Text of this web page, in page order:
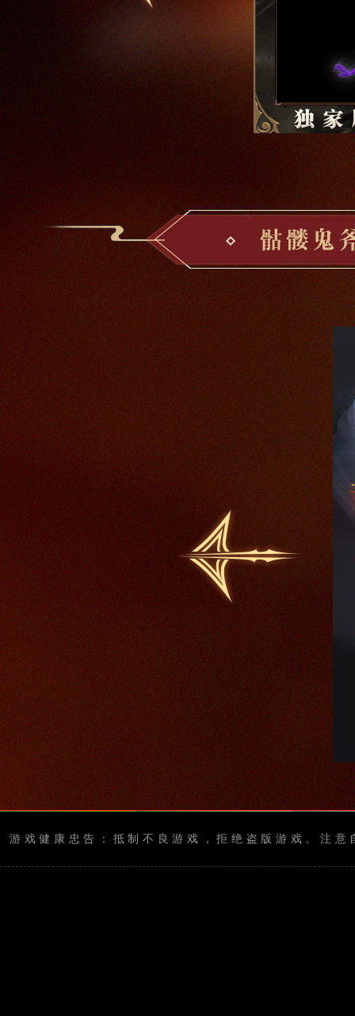
游戏健康忠告：抵制不良游戏，拒绝盗版游戏。注